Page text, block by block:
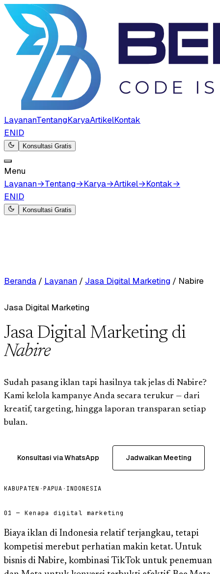
LayananTentangKaryaArtikelKontak
ENID
Konsultasi Gratis
Menu
Layanan→Tentang→Karya→Artikel→Kontak→
ENID
Konsultasi Gratis
Beranda / Layanan / Jasa Digital Marketing / Nabire
Jasa Digital Marketing
Jasa Digital Marketing di
Nabire
Sudah pasang iklan tapi hasilnya tak jelas di Nabire?
Kami kelola kampanye Anda secara terukur — dari
kreatif, targeting, hingga laporan transparan setiap
bulan.
Konsultasi via WhatsApp Jadwalkan Meeting
KABUPATEN ·PAPUA · INDONESIA
01 — Kenapa digital marketing
Biaya iklan di Indonesia relatif terjangkau, tetapi
kompetisi merebut perhatian makin ketat. Untuk
bisnis di Nabire, kombinasi TikTok untuk penemuan